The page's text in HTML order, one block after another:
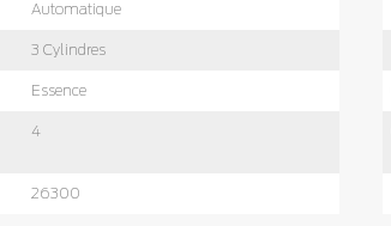
Automatique
3 Cylindres
Essence
4
26300